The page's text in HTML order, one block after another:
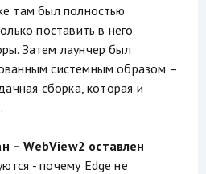
там был полностью
поставить в него
Затем лаунчер был
системным образом –
сборка, которая и
– WebView2 оставлен
- почему Edge не